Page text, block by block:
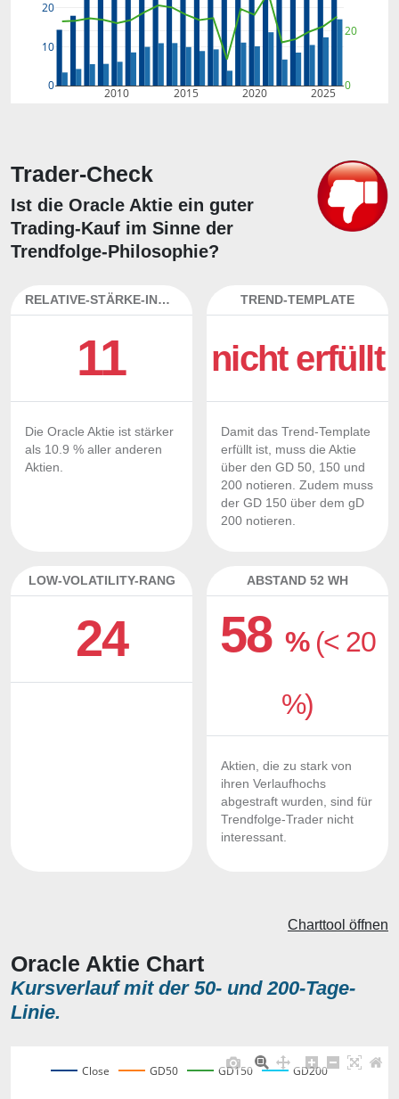
2010 2015 2020 2025
0
10
20
0
20
Trader-Check
Ist die Oracle Aktie ein guter
Trading-Kauf im Sinne der
Trendfolge-Philosophie?
RELATIVE-STÄRKE-INDEX
11
Die Oracle Aktie ist stärker
als 10.9 % aller anderen
Aktien.
TREND-TEMPLATE
nicht erfüllt
Damit das Trend-Template
erfüllt ist, muss die Aktie
über den GD 50, 150 und
200 notieren. Zudem muss
der GD 150 über dem gD
200 notieren.
LOW-VOLATILITY-RANG
24
ABSTAND 52 WH
58% (< 20
%)
Aktien, die zu stark von
ihren Verlaufhochs
abgestraft wurden, sind für
Trendfolge-Trader nicht
interessant.
Oracle Aktie Chart
Kursverlauf mit der 50- und 200-Tage-
Linie.
Charttool öffnen
Close GD50 GD150 GD200